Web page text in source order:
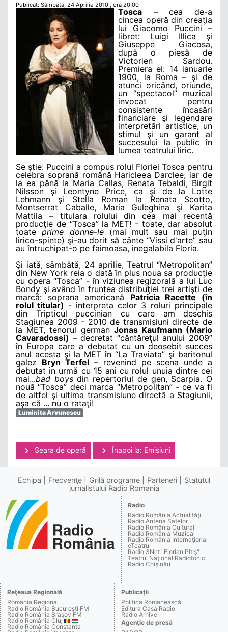
Publicat: Sâmbătă, 24 Aprilie 2010 , ora 20.00
Tosca – cea de-a
cincea operă din creaţia
lui Giacomo Puccini –
libret: Luigi Illica şi
Giuseppe Giacosa,
după o piesă de
Victorien Sardou.
Premiera ei: 14 ianuarie
1900, la Roma – şi de
atunci oricând, oriunde,
un “spectacol” muzical
invocat pentru
consistente încasări
financiare şi legendare
interpretări artistice, un
stimul şi un garant al
succesului la public în
lumea teatrului liric.
Se ştie: Puccini a compus rolul Floriei Tosca pentru
celebra soprană română Haricleea Darclee; iar de
la ea până la Maria Callas, Renata Tebaldi, Birgit
Nilsson şi Leontyne Price, ca şi de la Lotte
Lehmann şi Stella Roman la Renata Scotto,
Montserrat Caballe, Maria Guleghina şi Karita
Mattila – titulara rolului din cea mai recentă
producţie de “Tosca” la MET! - toate, dar absolut
toateprime donne-le (mai mult sau mai puţin
lirico-spinte) şi-au dorit să cânte “Vissi d'arte” sau
au întruchipat-o pe faimoasa, inegalabila Floria.
Şi iată, sâmbătă, 24 aprilie, Teatrul “Metropolitan”
din New York reia o dată în plus noua sa producţie
cu opera “Tosca” - în viziunea regizorală a lui Luc
Bondy şi având în fruntea distribuţiei trei artişti de
marcă: soprana americană Patricia Racette (în
rolul titular) - interpreta celor 3 roluri principale
din Tripticul puccinian cu care am deschis
Stagiunea 2009 - 2010 de transmisiuni directe de
la MET, tenorul german Jonas Kaufmann (Mario
Cavaradossi) – decretat “cântăreţul anului 2009”
în Europa care a debutat cu un deosebit succes
anul acesta şi la MET în “La Traviata” şi baritonul
galez Bryn Terfel– revenind pe scena unde a
debutat in urmă cu 15 ani cu rolul unuia dintre cei
mai...bad boysdin repertoriul de gen, Scarpia. O
nouă “Tosca” deci marca “Metropolitan” - ce va fi
de altfel şi ultima transmisiune directă a Stagiunii,
aşa că ... nu o rataţi!
Luminita Arvunescu
Seara de operă Înapoi la: Emisiuni
Echipa Frecvenţe Grilă programe Parteneri
Statutul
jurnalistului Radio Romania
Radio
Radio România Actualităţi
Radio Antena Satelor
Radio România Cultural
Radio România Muzical
Radio România Internaţional
eTeatru
Radio 3Net "Florian Pitiş"
Teatrul Naţional Radiofonic
Radio Chişinău
Reţeaua Regională
România Regional
Radio România Bucureşti FM
Radio România Braşov FM
Radio România Cluj
Radio România Constanţa
Publicaţii
Politica Românească
Editura Casa Radio
Radio Arhive
Agenţie de presă